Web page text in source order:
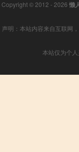
Copyright © 2012 - 2026 懒
声明：本站内容来自互联网
本站仅为个